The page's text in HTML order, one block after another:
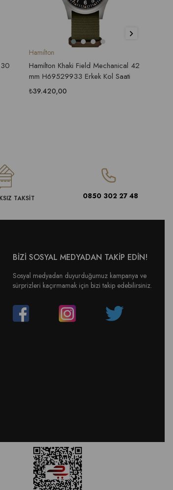
Hamilton
Hamilton Khaki Field Mechanical 42
mm H69529933 Erkek Kol Saati
₺39.420,00
TAKSİT 0850 302 27 48
BİZİ SOSYAL MEDYADAN TAKİP EDİN!
Sosyal medyadan duyurduğumuz kampanya ve
sürprizleri kaçırmamak için bizi takip edebilirsiniz.